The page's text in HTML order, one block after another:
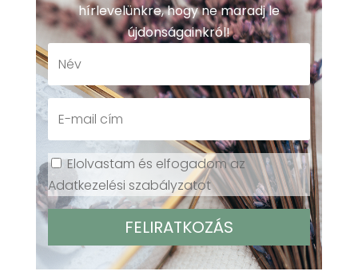
hírlevelünkre, hogy ne maradj le
újdonságainkról!
Elolvastam és elfogadom az
Adatkezelési szabályzatot